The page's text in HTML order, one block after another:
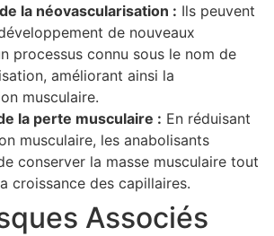
la néovascularisation : Ils peuvent
de nouveaux
processus connu sous le nom de
améliorant ainsi la
musculaire.
la perte musculaire : En réduisant
musculaire, les anabolisants
conserver la masse musculaire tout
croissance des capillaires.
Associés